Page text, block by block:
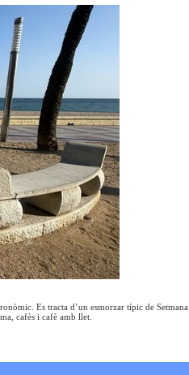
Es tracta d’un esmorzar típic de Setmana
cafès i cafè amb llet.